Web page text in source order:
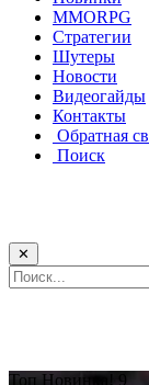
MMORPG
Стратегии
Шутеры
Новости
Видеогайды
Контакты
Обратная
Поиск
✕
Топ Новинка! 9